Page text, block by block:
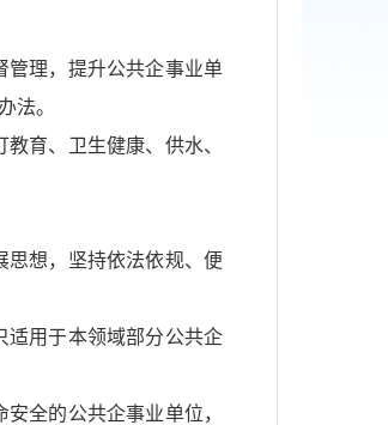
理，提升公共企事业单
法。
育、卫生健康、供水、
想，坚持依法依规、便
用于本领域部分公共企
全的公共企事业单位，